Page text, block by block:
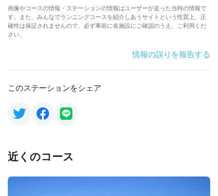
画像やコースの情報・ステーションの情報はユーザーが走った当時の情報で
す。また、みんなでランニングコースを紹介しあうサイトという性質上、正
確性は保証されませんので、必ず事前に各施設にご確認のうえ、ご利用くだ
さい。
情報の誤りを報告する
このステーションをシェア
近くのコース